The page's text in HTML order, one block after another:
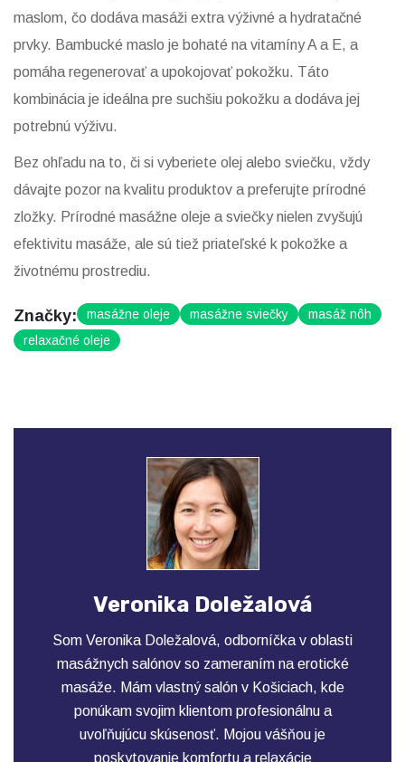
maslom, čo dodáva masáži extra výživné a hydratačné
prvky. Bambucké maslo je bohaté na vitamíny A a E, a
pomáha regenerovať a upokojovať pokožku. Táto
kombinácia je ideálna pre suchšiu pokožku a dodáva jej
potrebnú výživu.
Bez ohľadu na to, či si vyberiete olej alebo sviečku, vždy
dávajte pozor na kvalitu produktov a preferujte prírodné
zložky. Prírodné masážne oleje a sviečky nielen zvyšujú
efektivitu masáže, ale sú tiež priateľské k pokožke a
životnému prostrediu.
Značky: masážne oleje masážne sviečky
masáž nôh
relaxačné oleje
Veronika Doležalová
Som Veronika Doležalová, odborníčka v oblasti
masážnych salónov so zameraním na erotické
masáže. Mám vlastný salón v Košiciach, kde
ponúkam svojim klientom profesionálnu a
uvoľňujúcu skúsenosť. Mojou vášňou je
poskytovanie komfortu a relaxácie